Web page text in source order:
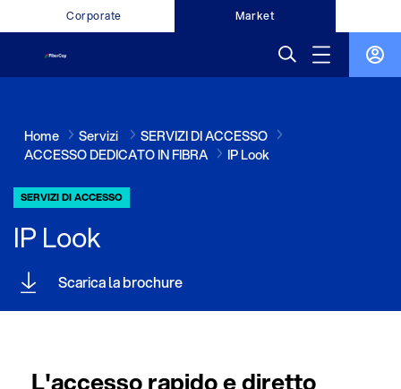
Corporate Market
Home Servizi
SERVIZI DI ACCESSO
ACCESSO DEDICATO IN FIBRA
IP Look
SERVIZI DI ACCESSO
IP Look
Scarica la brochure
L'accesso rapido e diretto